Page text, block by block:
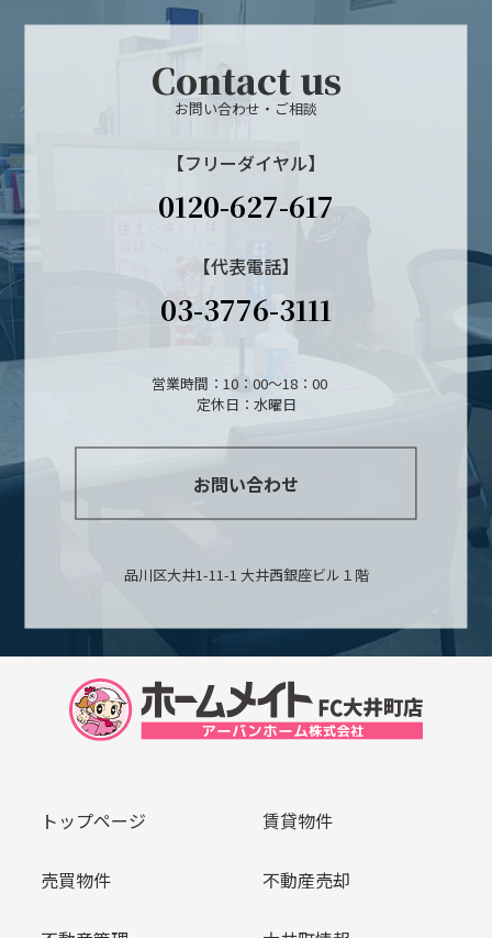
Contact us
お問い合わせ・ご相談
【フリーダイヤル】
0120-627-617
【代表電話】
03-3776-3111
営業時間：10：00～18：00
定休日：水曜日
お問い合わせ
品川区大井1-11-1 大井西銀座ビル１階
トップページ 賃貸物件
売買物件 不動産売却